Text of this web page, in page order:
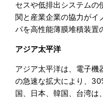
セスや低排出システムの
関と産業企業の協力がイ
パを高性能薄膜堆積装置
アジア太平洋
アジア太平洋は、電子機
の急速な拡大により、
国、日本、韓国、台湾は